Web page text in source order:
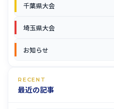
千葉県大会
埼玉県大会
お知らせ
RECENT
最近の記事